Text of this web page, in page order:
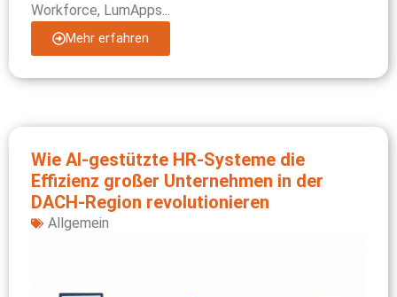
Workforce, LumApps...
Mehr erfahren
Wie AI‑gestützte HR‑Systeme die
Effizienz großer Unternehmen in der
DACH‑Region revolutionieren
Allgemein